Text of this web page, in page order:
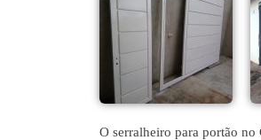
grades
entre
outros.
O serralheiro para portão